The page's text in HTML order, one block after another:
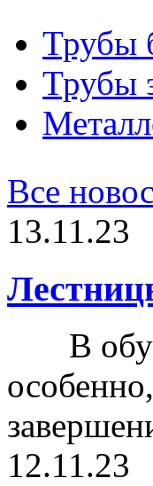
Трубы
Трубы
Все
13.11.23
В
12.11.23